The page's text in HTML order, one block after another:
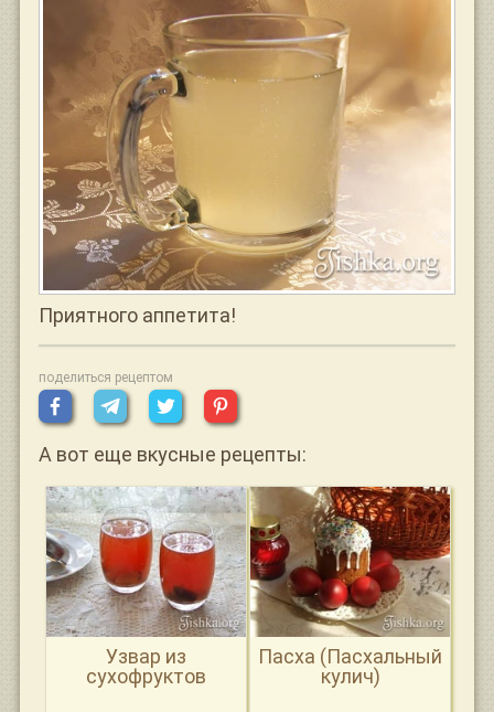
Приятного аппетита!
поделиться рецептом
А вот еще вкусные рецепты:
Узвар из
сухофруктов
Пасха (Пасхальный
кулич)